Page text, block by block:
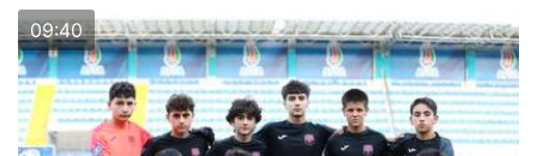
09:40